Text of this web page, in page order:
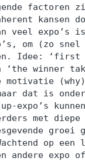
factoren
kansen
veel expo’s
om (zo
Idee: ‘first
‘the winner
motivatie
dat is
expo’s
met
groei
op een
andere expo